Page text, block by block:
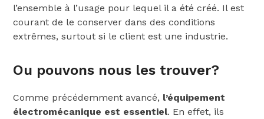
l’ensemble à l’usage pour lequel il a été créé. Il est
courant de le conserver dans des conditions
extrêmes, surtout si le client est une industrie.
Ou pouvons nous les trouver?
Comme précédemment avancé, l’équipement
électromécanique est essentiel. En effet, ils